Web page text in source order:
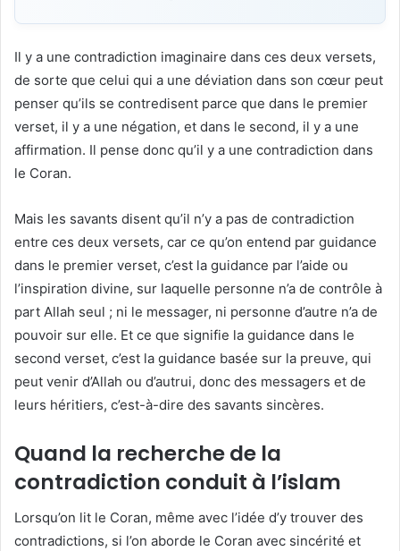
Il y a une contradiction imaginaire dans ces deux versets,
de sorte que celui qui a une déviation dans son cœur peut
penser qu’ils se contredisent parce que dans le premier
verset, il y a une négation, et dans le second, il y a une
affirmation. Il pense donc qu’il y a une contradiction dans
le Coran.
Mais les savants disent qu’il n’y a pas de contradiction
entre ces deux versets, car ce qu’on entend par guidance
dans le premier verset, c’est la guidance par l’aide ou
l’inspiration divine, sur laquelle personne n’a de contrôle à
part Allah seul ; ni le messager, ni personne d’autre n’a de
pouvoir sur elle. Et ce que signifie la guidance dans le
second verset, c’est la guidance basée sur la preuve, qui
peut venir d’Allah ou d’autrui, donc des messagers et de
leurs héritiers, c’est-à-dire des savants sincères.
Quand la recherche de la
contradiction conduit à l’islam
Lorsqu’on lit le Coran, même avec l’idée d’y trouver des
contradictions, si l’on aborde le Coran avec sincérité et